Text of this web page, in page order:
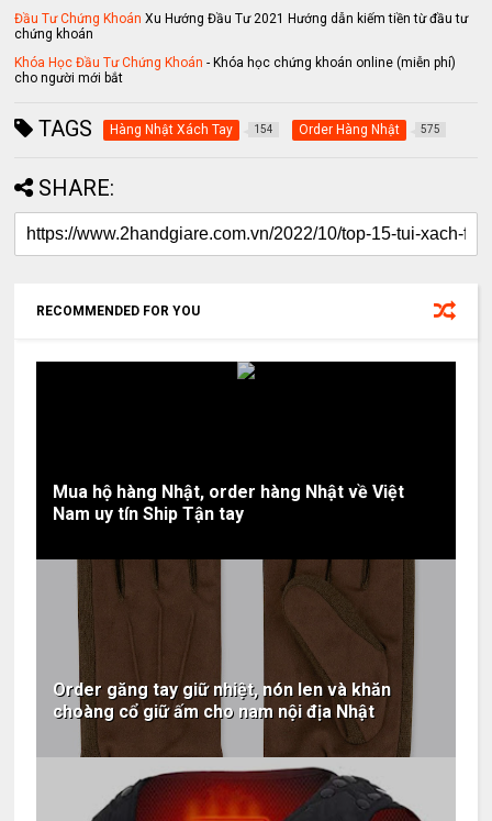
Đầu Tư Chứng Khoán Xu Hướng Đầu Tư 2021 Hướng dẫn kiếm tiền từ đầu tư
chứng khoán
Khóa Học Đầu Tư Chứng Khoán - Khóa học chứng khoán online (miễn phí)
cho người mới bắt
TAGS Hàng Nhật Xách Tay 154 Order Hàng Nhật 575
SHARE:
RECOMMENDED FOR YOU
Mua hộ hàng Nhật, order hàng Nhật về Việt
Nam uy tín Ship Tận tay
Order găng tay giữ nhiệt, nón len và khăn
choàng cổ giữ ấm cho nam nội địa Nhật